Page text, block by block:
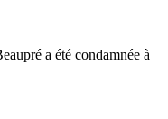
a été condamnée à